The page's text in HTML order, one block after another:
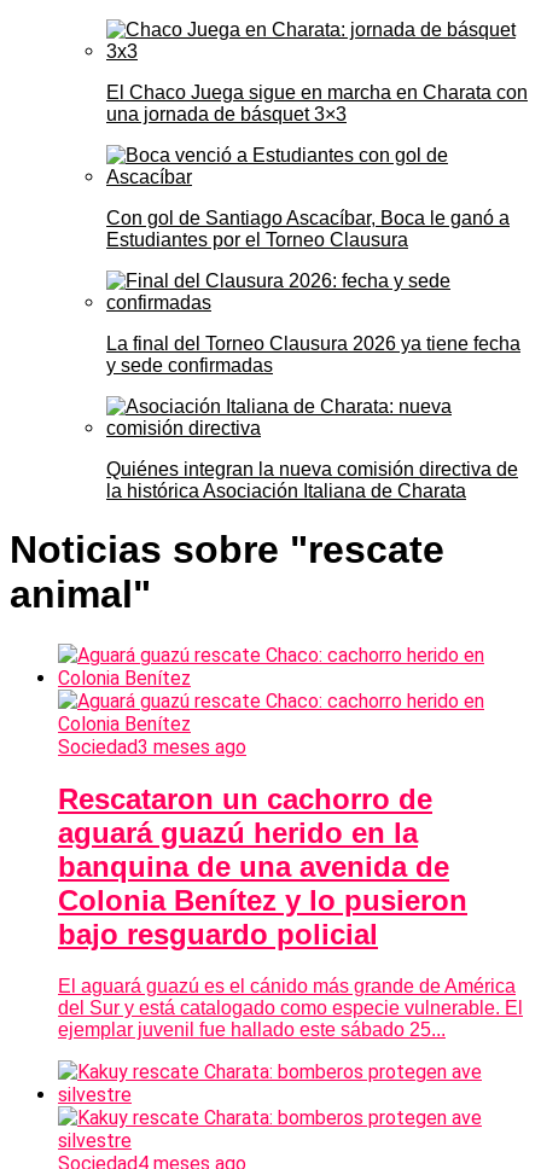
El Chaco Juega sigue en marcha en Charata con
una jornada de básquet 3×3
Con gol de Santiago Ascacíbar, Boca le ganó a
Estudiantes por el Torneo Clausura
La final del Torneo Clausura 2026 ya tiene fecha
y sede confirmadas
Quiénes integran la nueva comisión directiva de
la histórica Asociación Italiana de Charata
Noticias sobre "rescate
animal"
Sociedad3 meses ago
Rescataron un cachorro de
aguará guazú herido en la
banquina de una avenida de
Colonia Benítez y lo pusieron
bajo resguardo policial
El aguará guazú es el cánido más grande de América
del Sur y está catalogado como especie vulnerable. El
ejemplar juvenil fue hallado este sábado 25...
Sociedad4 meses ago